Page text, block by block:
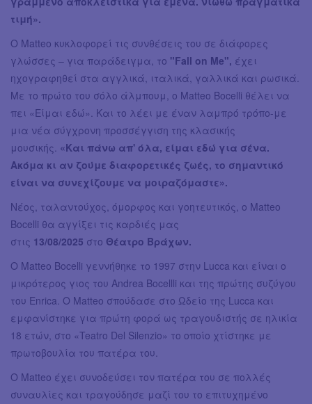
τιμή».
Ο Matteo κυκλοφορεί τις συνθέσεις του σε διάφορες
γλώσσες – για παράδειγμα, το "Fall on Me", έχει
ηχογραφηθεί στα αγγλικά, ιταλικά, γαλλικά και ρωσικά.
Με το πρώτο του σόλο άλμπουμ, ο Matteo Bocelli θέλει να
πει «Είμαι εδώ». Και το λέει με έναν λαμπρό τρόπο-με
μια νέα σύγχρονη προσσέγγιση της κλασικής
μουσικής. «Και πάνω απ' όλα, είμαι εδώ για σένα.
Ακόμα κι αν ζούμε διαφορετικές ζωές, το σημαντικό
είναι να συνεχίζουμε να μοιραζόμαστε».
Νέος, ταλαντούχος, όμορφος και γοητευτικός, ο Matteo
Bocelli θα αγγίξει τις καρδιές μας
στις 13/08/2025 στο Θέατρο Βράχων.
Ο Matteo Bocelli γεννήθηκε το 1997 στην Lucca και είναι ο
μικρότερος γιος του Andrea Bocellli και της πρώτης συζύγου
του Enrica. Ο Matteo σπούδασε στο Ωδείο της Lucca και
εμφανίστηκε για πρώτη φορά ως τραγουδιστής σε ηλικία
18 ετών, στο «Teatro Del Silenzio» το οποίο χτίστηκε με
πρωτοβουλία του πατέρα του.
Ο Matteo έχει συνοδεύσει τον πατέρα του σε πολλές
συναυλίες και τραγούδησε μαζί του το επιτυχημένο